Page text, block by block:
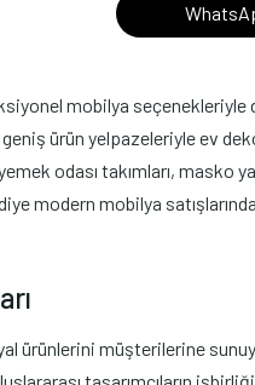
mobilya
ürün yelpazeleriyle ev
odası takımları, masko
modern mobilya
müşterilerine